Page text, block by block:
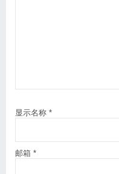
显示名称 *
邮箱 *